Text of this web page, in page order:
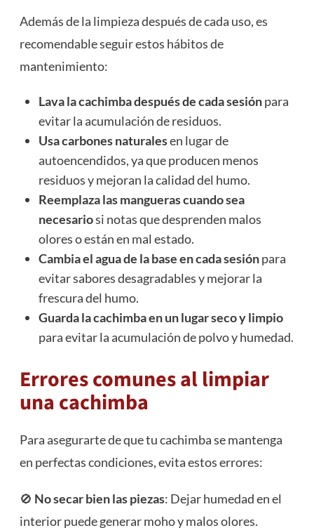
Además de la limpieza después de cada uso, es
recomendable seguir estos hábitos de
mantenimiento:
Lava la cachimba después de cada sesiónpara
evitar la acumulación de residuos.
Usa carbones naturalesen lugar de
autoencendidos, ya que producen menos
residuos y mejoran la calidad del humo.
Reemplaza las mangueras cuando sea
necesariosi notas que desprenden malos
olores o están en mal estado.
Cambia el agua de la base en cada sesiónpara
evitar sabores desagradables y mejorar la
frescura del humo.
Guarda la cachimba en un lugar seco y limpio
para evitar la acumulación de polvo y humedad.
Errores comunes al limpiar
una cachimba
Para asegurarte de que tu cachimba se mantenga
en perfectas condiciones, evita estos errores:
🚫 No secar bien las piezas: Dejar humedad en el
interior puede generar moho y malos olores.